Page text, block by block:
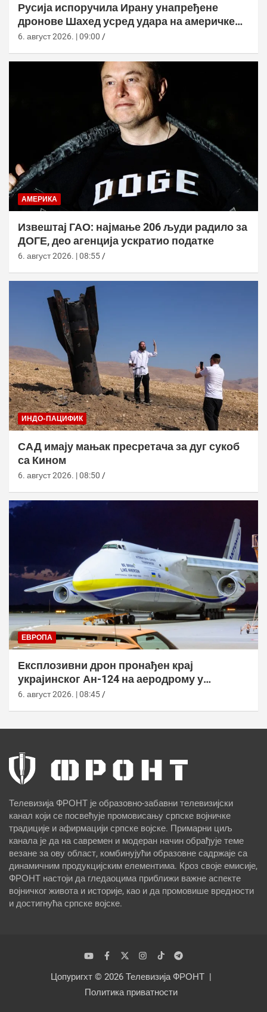
Русија испоручила Ирану унапређене
дронове Шахед усред удара на америчке
базе
6. август 2026. | 09:00
АМЕРИКА
Извештај ГАО: најмање 206 људи радило за
ДОГЕ, део агенција ускратио податке
6. август 2026. | 08:55
ИНДО-ПАЦИФИК
САД имају мањак пресретача за дуг сукоб
са Кином
6. август 2026. | 08:50
ЕВРОПА
Експлозивни дрон пронађен крај
украјинског Ан-124 на аеродрому у
Лајпцигу
6. август 2026. | 08:45
Телевизија ФРОНТ је образовно-забавни телевизијски
канал који се посвећује промовисању српске војничке
традиције и афирмацији српске војске. Примарни циљ
канала је да на савремен и модеран начин обрађује теме
везане за ову област, комбинујући образовне садржаје са
динамичним продукцијским елементима. Кроз своје емисије,
ФРОНТ настоји да гледаоцима приближи важне аспекте
војничког живота и историје, као и да промовише вредности
и достигнућа српске војске.
Цопyригхт © 2026 Телевизија ФРОНТ
Политика приватности